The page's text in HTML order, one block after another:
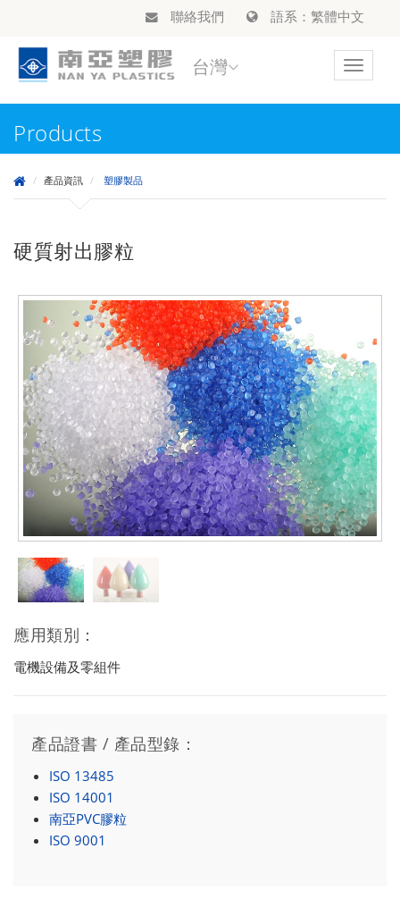
聯絡我們 語系：繁體中文
Toggle
台灣
Products
產品資訊 塑膠製品
硬質射出膠粒
應用類別：
電機設備及零組件
產品證書 / 產品型錄：
ISO 13485
ISO 14001
南亞PVC膠粒
ISO 9001